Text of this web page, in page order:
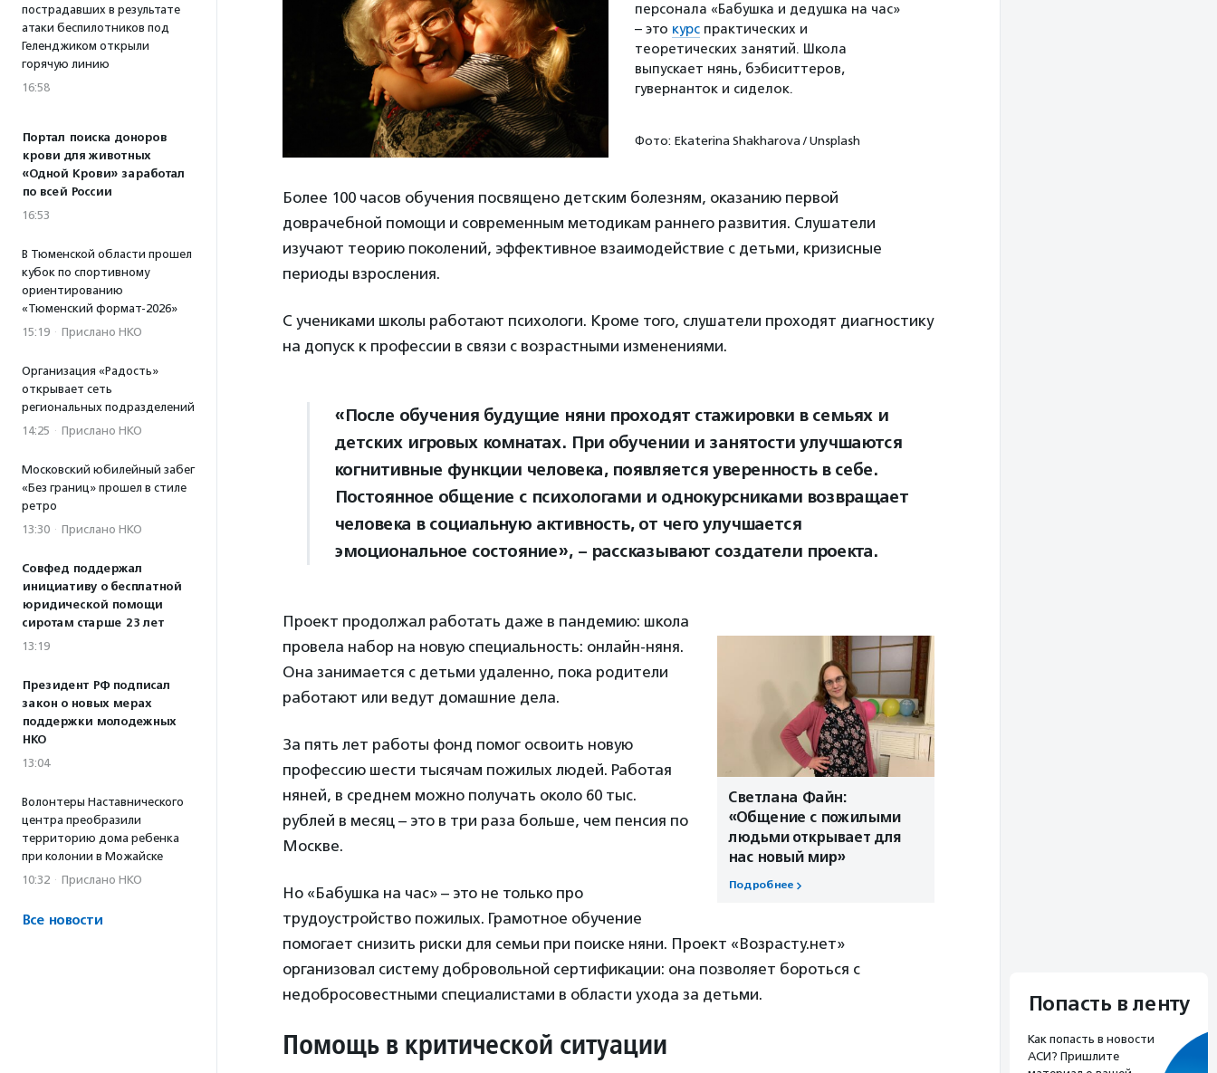
пострадавших в результате
атаки беспилотников под
Геленджиком открыли
горячую линию
16:58
Портал поиска доноров
крови для животных
«Одной Крови» заработал
по всей России
16:53
В Тюменской области прошел
кубок по спортивному
ориентированию
«Тюменский формат-2026»
15:19 · Прислано НКО
Организация «Радость»
открывает сеть
региональных подразделений
14:25 · Прислано НКО
Московский юбилейный забег
«Без границ» прошел в стиле
ретро
13:30 · Прислано НКО
Совфед поддержал
инициативу о бесплатной
юридической помощи
сиротам старше 23 лет
13:19
Президент РФ подписал
закон о новых мерах
поддержки молодежных
НКО
13:04
Волонтеры Наставнического
центра преобразили
территорию дома ребенка
при колонии в Можайске
10:32 · Прислано НКО
Все новости
персонала «Бабушка и дедушка на час»
– это курспрактических и
теоретических занятий. Школа
выпускает нянь, бэбиситтеров,
гувернанток и сиделок.
Фото: Ekaterina Shakharova / Unsplash
Более 100 часов обучения посвящено детским болезням, оказанию первой
доврачебной помощи и современным методикам раннего развития. Слушатели
изучают теорию поколений, эффективное взаимодействие с детьми, кризисные
периоды взросления.
С учениками школы работают психологи. Кроме того, слушатели проходят диагностику
на допуск к профессии в связи с возрастными изменениями.
«После обучения будущие няни проходят стажировки в семьях и
детских игровых комнатах. При обучении и занятости улучшаются
когнитивные функции человека, появляется уверенность в себе.
Постоянное общение с психологами и однокурсниками возвращает
человека в социальную активность, от чего улучшается
эмоциональное состояние», – рассказывают создатели проекта.
Светлана Файн:
«Общение с пожилыми
людьми открывает для
нас новый мир»
Подробнее
Проект продолжал работать даже в пандемию: школа
провела набор на новую специальность: онлайн-няня.
Она занимается с детьми удаленно, пока родители
работают или ведут домашние дела.
За пять лет работы фонд помог освоить новую
профессию шести тысячам пожилых людей. Работая
няней, в среднем можно получать около 60 тыс.
рублей в месяц – это в три раза больше, чем пенсия по
Москве.
Но «Бабушка на час» – это не только про
трудоустройство пожилых. Грамотное обучение
помогает снизить риски для семьи при поиске няни. Проект «Возрасту.нет»
организовал систему добровольной сертификации: она позволяет бороться с
недобросовестными специалистами в области ухода за детьми.
Помощь в критической ситуации
Попасть в ленту
Как попасть в новости
АСИ? Пришлите